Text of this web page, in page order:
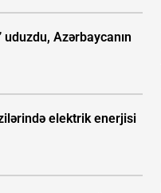
uduzdu, Azərbaycanın
elektrik enerjisi